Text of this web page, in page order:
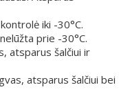
iki -30°C.
prie -30°C.
atsparus šalčiui ir
atsparus šalčiui bei